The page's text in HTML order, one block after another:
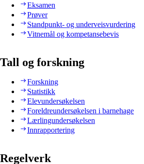
Eksamen
Prøver
Standpunkt- og underveisvurdering
Vitnemål og kompetansebevis
Tall og forskning
Forskning
Statistikk
Elevundersøkelsen
Foreldreundersøkelsen i barnehage
Lærlingundersøkelsen
Innrapportering
Regelverk